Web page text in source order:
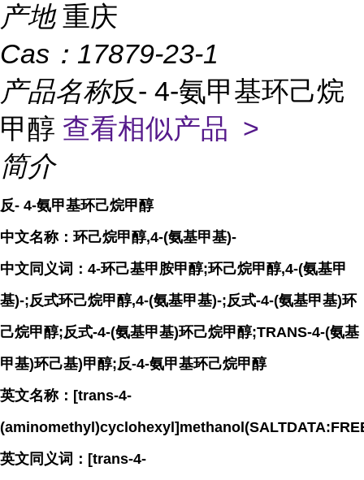
产地 重庆
Cas： 17879-23-1
产品名称反- 4-氨甲基环己烷
甲醇 查看相似产品 >
简介
反- 4-氨甲基环己烷甲醇
中文名称：环己烷甲醇,4-(氨基甲基)-
中文同义词：4-环己基甲胺甲醇;环己烷甲醇,4-(氨基甲
基)-;反式环己烷甲醇,4-(氨基甲基)-;反式-4-(氨基甲基)环
己烷甲醇;反式-4-(氨基甲基)环己烷甲醇;TRANS-4-(氨基
甲基)环己基)甲醇;反-4-氨甲基环己烷甲醇
英文名称：[trans-4-
英文同义词：[trans-4-